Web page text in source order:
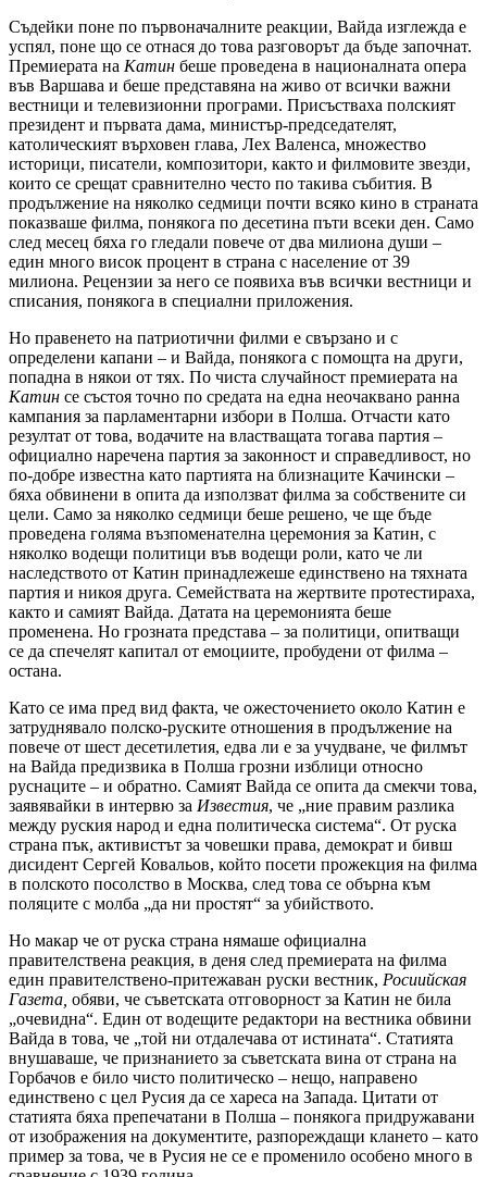
Съдейки поне по първоначалните реакции, Вайда изглежда е
успял, поне що се отнася до това разговорът да бъде започнат.
Премиерата на Катин беше проведена в националната опера
във Варшава и беше представяна на живо от всички важни
вестници и телевизионни програми. Присъстваха полският
президент и първата дама, министър-председателят,
католическият върховен глава, Лех Валенса, множество
историци, писатели, композитори, както и филмовите звезди,
които се срещат сравнително често по такива събития. В
продължение на няколко седмици почти всяко кино в страната
показваше филма, понякога по десетина пъти всеки ден. Само
след месец бяха го гледали повече от два милиона души –
един много висок процент в страна с население от 39
милиона. Рецензии за него се появиха във всички вестници и
списания, понякога в специални приложения.
Но правенето на патриотични филми е свързано и с
определени капани – и Вайда, понякога с помощта на други,
попадна в някои от тях. По чиста случайност премиерата на
Катин се състоя точно по средата на една неочаквано ранна
кампания за парламентарни избори в Полша. Отчасти като
резултат от това, водачите на властващата тогава партия –
официално наречена партия за законност и справедливост, но
по-добре известна като партията на близнаците Качински –
бяха обвинени в опита да използват филма за собствените си
цели. Само за няколко седмици беше решено, че ще бъде
проведена голяма възпоменателна церемония за Катин, с
няколко водещи политици във водещи роли, като че ли
наследството от Катин принадлежеше единствено на тяхната
партия и никоя друга. Семействата на жертвите протестираха,
както и самият Вайда. Датата на церемонията беше
променена. Но грозната представа – за политици, опитващи
се да спечелят капитал от емоциите, пробудени от филма –
остана.
Като се има пред вид факта, че ожесточението около Катин е
затруднявало полско-руските отношения в продължение на
повече от шест десетилетия, едва ли е за учудване, че филмът
на Вайда предизвика в Полша грозни изблици относно
руснаците – и обратно. Самият Вайда се опита да смекчи това,
заявявайки в интервю за Известия, че „ние правим разлика
между руския народ и една политическа система“. От руска
страна пък, активистът за човешки права, демократ и бивш
дисидент Сергей Ковальов, който посети прожекция на филма
в полското посолство в Москва, след това се обърна към
поляците с молба „да ни простят“ за убийството.
Но макар че от руска страна нямаше официална
правителствена реакция, в деня след премиерата на филма
един правителствено-притежаван руски вестник, Росиийская
Газета, обяви, че съветската отговорност за Катин не била
„очевидна“. Един от водещите редактори на вестника обвини
Вайда в това, че „той ни отдалечава от истината“. Статията
внушаваше, че признанието за съветската вина от страна на
Горбачов е било чисто политическо – нещо, направено
единствено с цел Русия да се хареса на Запада. Цитати от
статията бяха препечатани в Полша – понякога придружавани
от изображения на документите, разпореждащи клането – като
пример за това, че в Русия не се е променило особено много в